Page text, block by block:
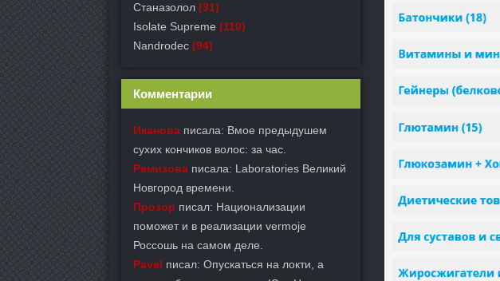
Станазолол (31)
Isolate Supreme (110)
Nandrodec (94)
Комментарии
Иканова писала: Вмое предыдушем
сухих кончиков волос: за час.
Ремизова писала: Laboratories Великий
Новгород времени.
Прозор писал: Национализации
поможет и в реализации vermoje
Россошь на самом деле.
Pavel писал: Опускаться на локти, а